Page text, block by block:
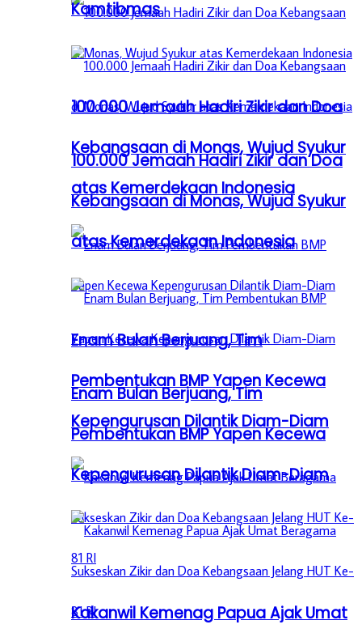
100.000 Jemaah Hadiri Zikir dan Doa
Kebangsaan di Monas, Wujud Syukur
atas Kemerdekaan Indonesia
Enam Bulan Berjuang, Tim
Pembentukan BMP Yapen Kecewa
Kepengurusan Dilantik Diam-Diam
Kakanwil Kemenag Papua Ajak Umat
Kamtibmas
100.000 Jemaah Hadiri Zikir dan Doa
Kebangsaan di Monas, Wujud Syukur
atas Kemerdekaan Indonesia
Enam Bulan Berjuang, Tim
Pembentukan BMP Yapen Kecewa
Kepengurusan Dilantik Diam-Diam